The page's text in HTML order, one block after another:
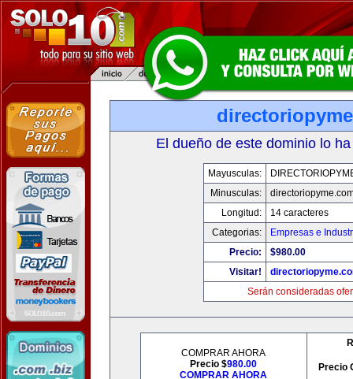
El dueño de este dominio lo
Mayusculas:
Minusculas:
Longitud:
14 caracteres
Categorias:
Empresas e
Precio:
$980.00
Visitar!
Serán consideradas
COMPRAR AHORA
Precio $980.00
COMPRAR AHORA
Precio